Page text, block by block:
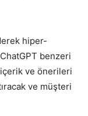
hiper-
benzeri
ve önerileri
ve müşteri